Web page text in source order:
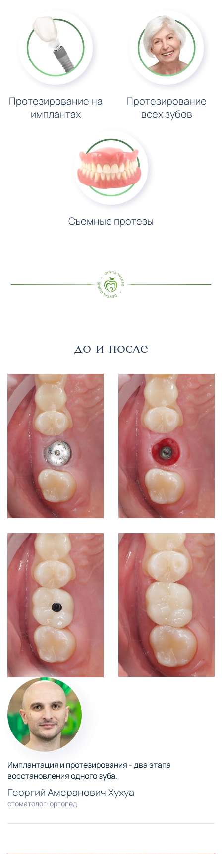
Протезирование на
имплантах
Протезирование
всех зубов
Съемные протезы
до и после
Имплантация и протезирования - два этапа
восстановления одного зуба.
Георгий Амеранович Хухуа
стоматолог-ортопед